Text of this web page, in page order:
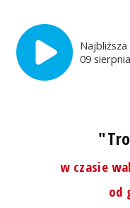
09
w czasie
od